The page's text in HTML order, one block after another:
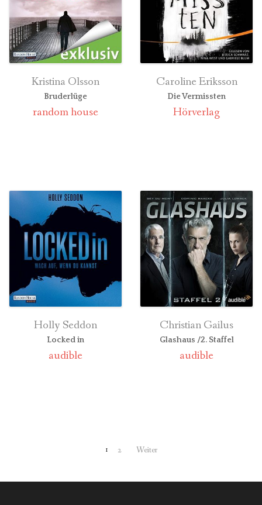
Kristina Olsson
Bruderlüge
random house
Caroline Eriksson
Die Vermissten
Hörverlag
Holly Seddon
Locked in
audible
Christian Gailus
Glashaus /2. Staffel
audible
1 2 Weiter